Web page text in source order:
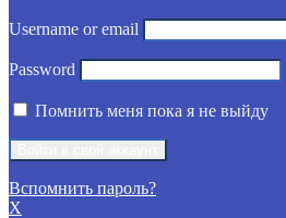
Username or email
Password
Помнить меня пока я не выйду
Вспомнить пароль?
X